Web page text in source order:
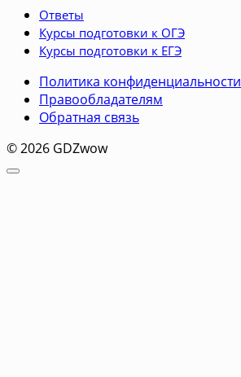
Ответы
Курсы подготовки к ОГЭ
Курсы подготовки к ЕГЭ
Политика конфиденциальности
Правообладателям
Обратная связь
© 2026 GDZwow